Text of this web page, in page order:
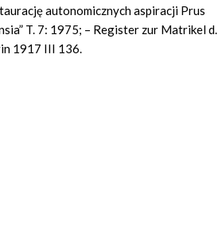
autonomicznych aspiracji Prus
T. 7: 1975; – Register zur Matrikel d.
1917 III 136.